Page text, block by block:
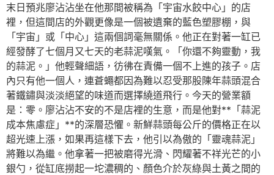
末日預兆廖沾沾坐在他那間被稱為「宇宙水餃中心」的店
裡，但這間店的外觀更像是一個被遺棄的藍色塑膠棚，與
「宇宙」或「中心」這兩個詞毫無關係。他正在對著一缸已
經發酵了七個月又七天的老蒜泥嘆氣。「你還不夠靈動，我
的蒜泥。」他輕聲細語，彷彿在責備一個不上進的孩子。店
內只有他一個人，連蒼蠅都因為難以忍受那股陳年蒜頭混合
著鐵鏽與淡淡絕望的味道而選擇繞道飛行。今天的營業額
是：零。廖沾沾不安的不是店裡的生意，而是他對**「蒜泥
成本焦慮症」**的深層恐懼。新鮮蒜頭每公斤的價格正在以
超光速上漲，如果再這樣下去，他引以為傲的「靈魂蒜泥」
將難以為繼。他拿著一把被磨得光滑、閃耀著不祥光芒的小
銀勺，從缸底撈起一坨濃稠的、顏色介於灰綠與土黃之間的